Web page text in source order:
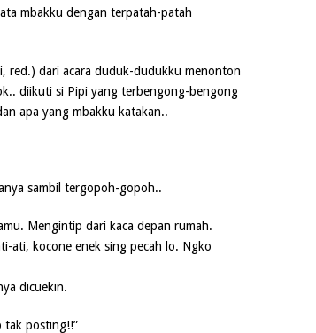
mbakku dengan terpatah-patah
red.) dari acara duduk-dudukku menonton
diikuti si Pipi yang terbengong-bengong
apa yang mbakku katakan..
sambil tergopoh-gopoh..
Mengintip dari kaca depan rumah.
ati, kocone enek sing pecah lo. Ngko
dicuekin.
tak posting!!”